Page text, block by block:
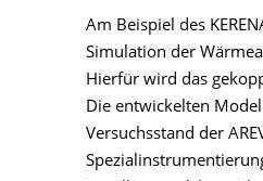
Am Beispiel des
Simulation der
Hierfür wird das
Die entwickelten
Versuchsstand der